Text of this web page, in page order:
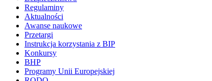
Regulaminy
Aktualności
Awanse naukowe
Przetargi
Instrukcja korzystania z BIP
Konkursy
BHP
Programy Unii Europejskiej